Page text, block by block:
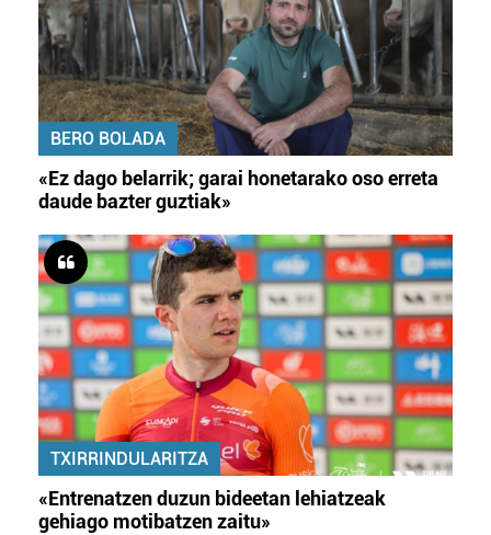
BERO BOLADA
«Ez dago belarrik; garai honetarako oso erreta
daude bazter guztiak»
TXIRRINDULARITZA
«Entrenatzen duzun bideetan lehiatzeak
gehiago motibatzen zaitu»